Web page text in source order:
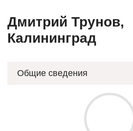
Дмитрий Трунов,
Калининград
Общие сведения